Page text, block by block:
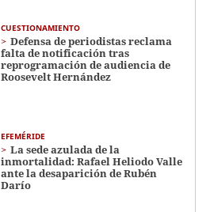
CUESTIONAMIENTO
Defensa de periodistas reclama
falta de notificación tras
reprogramación de audiencia de
Roosevelt Hernández
EFEMÉRIDE
La sede azulada de la
inmortalidad: Rafael Heliodo Valle
ante la desaparición de Rubén
Darío